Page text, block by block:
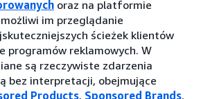
oraz na platformie
im przeglądanie
ścieżek klientów
programów reklamowych. W
są rzeczywiste zdarzenia
bez interpretacji, obejmujące
Products, Sponsored Brands,